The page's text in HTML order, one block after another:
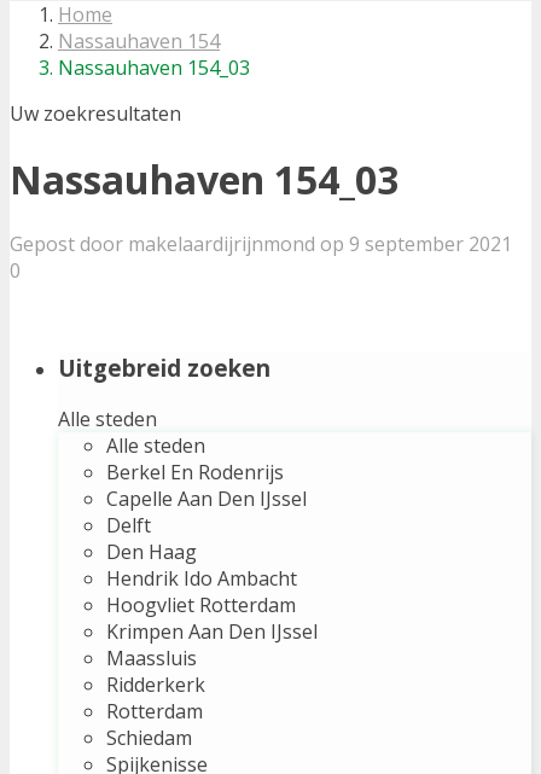
Home
Nassauhaven 154
Nassauhaven 154_03
Uw zoekresultaten
Nassauhaven 154_03
Gepost door makelaardijrijnmond op 9 september 2021
0
Uitgebreid zoeken
Alle steden
Alle steden
Berkel En Rodenrijs
Capelle Aan Den IJssel
Delft
Den Haag
Hendrik Ido Ambacht
Hoogvliet Rotterdam
Krimpen Aan Den IJssel
Maassluis
Ridderkerk
Rotterdam
Schiedam
Spijkenisse